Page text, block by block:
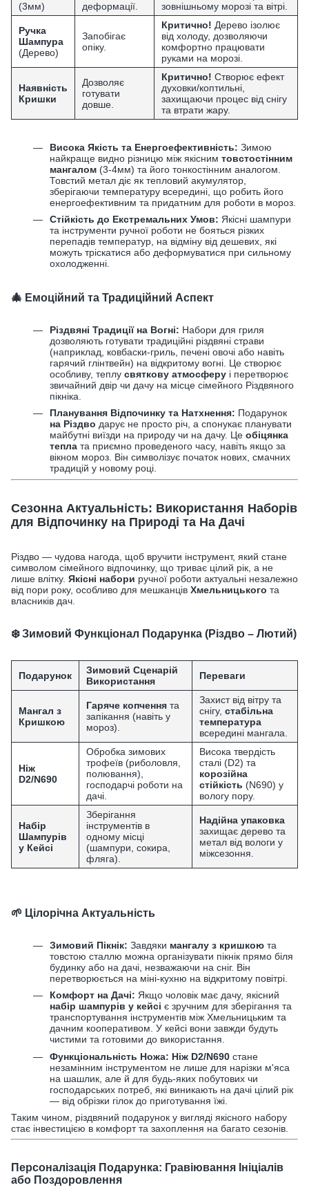
(3мм)
деформації.
зовнішньому морозі та вітрі.
Ручка
Шампура
(Дерево)
Запобігає
опіку.
Критично! Дерево ізолює
від холоду, дозволяючи
комфортно працювати
руками на морозі.
Наявність
Кришки
Дозволяє
готувати
довше.
Критично! Створює ефект
духовки/коптильні,
захищаючи процес від снігу
та втрати жару.
Висока Якість та Енергоефективність: Зимою
найкраще видно різницю між якісним товстостінним
мангалом (3-4мм) та його тонкостінним аналогом.
Товстий метал діє як тепловий акумулятор,
зберігаючи температуру всередині, що робить його
енергоефективним та придатним для роботи в мороз.
Стійкість до Екстремальних Умов: Якісні шампури
та інструменти ручної роботи не бояться різких
перепадів температур, на відміну від дешевих, які
можуть тріскатися або деформуватися при сильному
охолодженні.
🎄 Емоційний та Традиційний Аспект
Різдвяні Традиції на Вогні: Набори для гриля
дозволяють готувати традиційні різдвяні страви
(наприклад, ковбаски-гриль, печені овочі або навіть
гарячий глінтвейн) на відкритому вогні. Це створює
особливу, теплу святкову атмосферу і перетворює
звичайний двір чи дачу на місце сімейного Різдвяного
пікніка.
Планування Відпочинку та Натхнення: Подарунок
на Різдво дарує не просто річ, а спонукає планувати
майбутні виїзди на природу чи на дачу. Це обіцянка
тепла та приємно проведеного часу, навіть якщо за
вікном мороз. Він символізує початок нових, смачних
традицій у новому році.
Сезонна Актуальність: Використання Наборів
для Відпочинку на Природі та На Дачі
Різдво — чудова нагода, щоб вручити інструмент, який стане
символом сімейного відпочинку, що триває цілий рік, а не
лише влітку. Якісні набори ручної роботи актуальні незалежно
від пори року, особливо для мешканців Хмельницького та
власників дач.
❄️ Зимовий Функціонал Подарунка (Різдво – Лютий)
Подарунок
Зимовий Сценарій
Використання
Переваги
Мангал з
Кришкою
Гаряче копчення та
запікання (навіть у
мороз).
Захист від вітру та
снігу, стабільна
температура
всередині мангала.
Ніж
D2/N690
Обробка зимових
трофеїв (риболовля,
полювання),
господарчі роботи на
дачі.
Висока твердість
сталі (D2) та
корозійна
стійкість (N690) у
вологу пору.
Набір
Шампурів
у Кейсі
Зберігання
інструментів в
одному місці
(шампури, сокира,
фляга).
Надійна упаковка
захищає дерево та
метал від вологи у
міжсезоння.
🌱 Цілорічна Актуальність
Зимовий Пікнік: Завдяки мангалу з кришкою та
товстою сталлю можна організувати пікнік прямо біля
будинку або на дачі, незважаючи на сніг. Він
перетворюється на міні-кухню на відкритому повітрі.
Комфорт на Дачі: Якщо чоловік має дачу, якісний
набір шампурів у кейсі є зручним для зберігання та
транспортування інструментів між Хмельницьким та
дачним кооперативом. У кейсі вони завжди будуть
чистими та готовими до використання.
Функціональність Ножа: Ніж D2/N690 стане
незамінним інструментом не лише для нарізки м'яса
на шашлик, але й для будь-яких побутових чи
господарських потреб, які виникають на дачі цілий рік
— від обрізки гілок до приготування їжі.
Таким чином, різдвяний подарунок у вигляді якісного набору
стає інвестицією в комфорт та захоплення на багато сезонів.
Персоналізація Подарунка: Гравіювання Ініціалів
або Поздоровлення